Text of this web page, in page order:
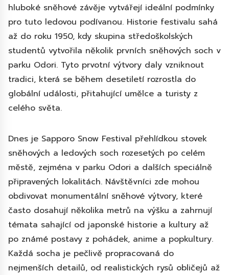
hluboké sněhové závěje vytvářejí ideální podmínky
pro tuto ledovou podívanou. Historie festivalu sahá
až do roku 1950, kdy skupina středoškolských
studentů vytvořila několik prvních sněhových soch v
parku Odori. Tyto prvotní výtvory daly vzniknout
tradici, která se během desetiletí rozrostla do
globální události, přitahující umělce a turisty z
celého světa.
Dnes je Sapporo Snow Festival přehlídkou stovek
sněhových a ledových soch rozesetých po celém
městě, zejména v parku Odori a dalších speciálně
připravených lokalitách. Návštěvníci zde mohou
obdivovat monumentální sněhové výtvory, které
často dosahují několika metrů na výšku a zahrnují
témata sahající od japonské historie a kultury až
po známé postavy z pohádek, anime a popkultury.
Každá socha je pečlivě propracovaná do
nejmenších detailů, od realistických rysů obličejů až